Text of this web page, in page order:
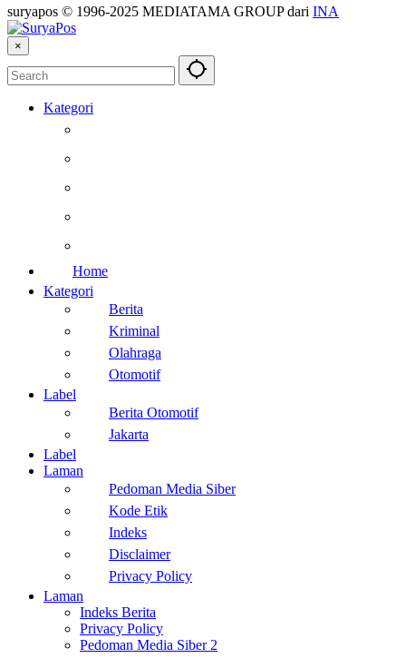
suryapos © 1996-2025 MEDIATAMA GROUP dari INA
×
Kategori
Home
Kategori
Berita
Kriminal
Olahraga
Otomotif
Label
Berita Otomotif
Jakarta
Label
Laman
Pedoman Media Siber
Kode Etik
Indeks
Disclaimer
Privacy Policy
Laman
Indeks Berita
Privacy Policy
Pedoman Media Siber 2